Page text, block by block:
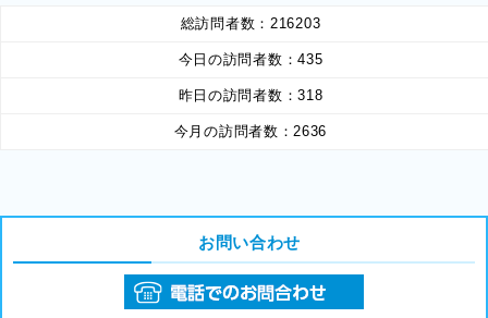
総訪問者数： 216203
今日の訪問者数：435
昨日の訪問者数：318
今月の訪問者数： 2636
お問い合わせ